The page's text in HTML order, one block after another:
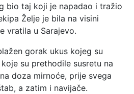
bio taj koji je napadao i tražio
Želje je bila na visini
vratila u Sarajevo.
gorak ukus kojeg su
su prethodile susretu na
doza mirnoće, prije svega
a zatim i navijače.